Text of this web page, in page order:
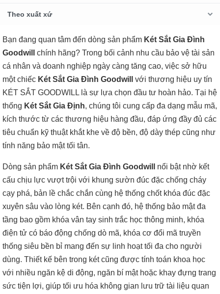
Theo xuất xứ
Bạn đang quan tâm đến dòng sản phẩm Két Sắt Gia Đình
Goodwill
chính hãng? Trong bối cảnh nhu cầu bảo vệ tài sản
cá nhân và doanh nghiệp ngày càng tăng cao, việc sở hữu
một chiếc Két Sắt Gia Đình Goodwill
với thương hiệu uy tín
KÉT SẮT GOODWILL là sự lựa chọn đầu tư hoàn hảo. Tại hệ
thống Két Sắt Gia Định, chúng tôi cung cấp đa dạng mẫu mã,
kích thước từ các thương hiệu hàng đầu, đáp ứng đầy đủ các
tiêu chuẩn kỹ thuật khắt khe về độ bền, độ dày thép cũng như
tính năng bảo mật tối tân.
Dòng sản phẩm Két Sắt Gia Đình Goodwill
nổi bật nhờ kết
cấu chịu lực vượt trội với khung sườn đúc đặc chống cháy
cạy phá, bản lề chắc chắn cùng hệ thống chốt khóa đúc đặc
xuyên sâu vào lòng két. Bên cạnh đó, hệ thống bảo mật đa
tầng bao gồm khóa vân tay sinh trắc học thông minh, khóa
điện tử có báo động chống dò mã, khóa cơ đổi mã truyền
thống siêu bền bỉ mang đến sự linh hoạt tối đa cho người
dùng. Thiết kế bên trong két cũng được tính toán khoa học
với nhiều ngăn kệ di động, ngăn bí mật hoặc khay đựng trang
sức tiện lợi, giúp tối ưu hóa không gian lưu trữ tài liệu quan